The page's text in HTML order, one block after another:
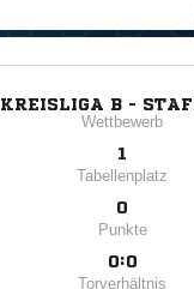
KREISLIGA B -
Wettbewerb
1
Tabellenplatz
0
Punkte
0:0
Torverhältnis